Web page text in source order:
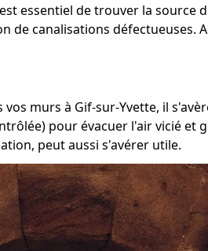
essentiel de trouver la source
canalisations défectueuses.
murs à Gif-sur-Yvette, il
pour évacuer l'air vicié
peut aussi s'avérer utile.